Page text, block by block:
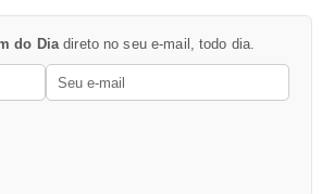
do Dia direto no seu e-mail, todo dia.